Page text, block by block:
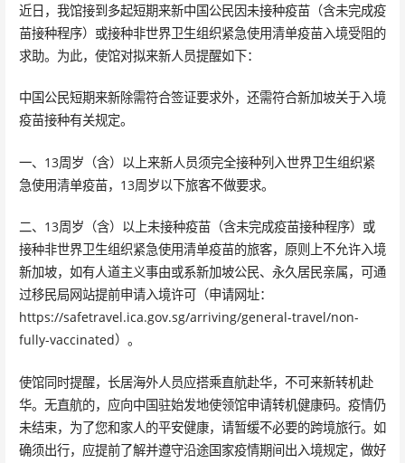
近日，我馆接到多起短期来新中国公民因未接种疫苗（含未完成疫
苗接种程序）或接种非世界卫生组织紧急使用清单疫苗入境受阻的
求助。为此，使馆对拟来新人员提醒如下：
中国公民短期来新除需符合签证要求外，还需符合新加坡关于入境
疫苗接种有关规定。
一、13周岁（含）以上来新人员须完全接种列入世界卫生组织紧
急使用清单疫苗，13周岁以下旅客不做要求。
二、13周岁（含）以上未接种疫苗（含未完成疫苗接种程序）或
接种非世界卫生组织紧急使用清单疫苗的旅客，原则上不允许入境
新加坡，如有人道主义事由或系新加坡公民、永久居民亲属，可通
过移民局网站提前申请入境许可（申请网址：
https://safetravel.ica.gov.sg/arriving/general-travel/non-
fully-vaccinated）。
使馆同时提醒，长居海外人员应搭乘直航赴华，不可来新转机赴
华。无直航的，应向中国驻始发地使领馆申请转机健康码。疫情仍
未结束，为了您和家人的平安健康，请暂缓不必要的跨境旅行。如
确须出行，应提前了解并遵守沿途国家疫情期间出入境规定，做好